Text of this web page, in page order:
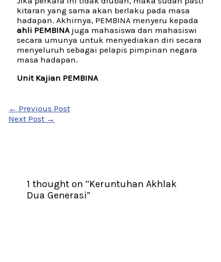
kitaran yang sama akan berlaku pada masa
hadapan. Akhirnya, PEMBINA menyeru kepada
ahli PEMBINA juga mahasiswa dan mahasiswi
secara umunya untuk menyediakan diri secara
menyeluruh sebagai pelapis pimpinan negara
masa hadapan.
Unit Kajian PEMBINA
← Previous Post
Next Post →
1 thought on “Keruntuhan Akhlak
Dua Generasi”